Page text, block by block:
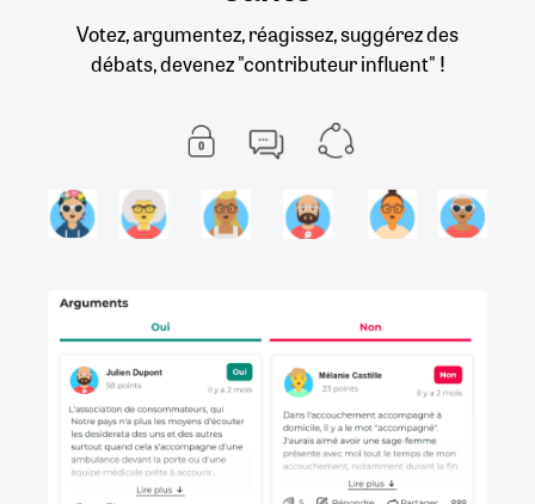
Votez, argumentez, réagissez, suggérez des
débats, devenez "contributeur influent" !